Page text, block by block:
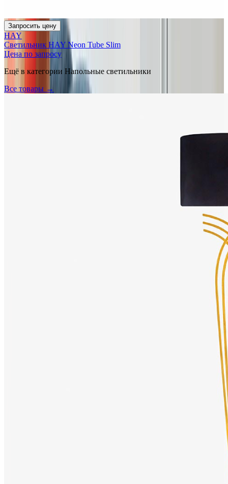
Запросить цену
HAY
Светильник HAY Neon Tube Slim
Цена по запросу
Ещё в категории Напольные светильники
Все товары →